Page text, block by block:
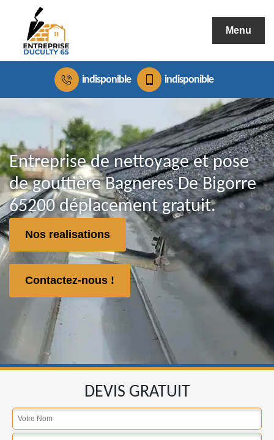
Menu
indisponible indisponible
Entreprise de nettoyage et pose
de gouttière Bagneres De Bigorre
65200 déplacement gratuit.
Nos realisations
Contactez-nous !
DEVIS GRATUIT